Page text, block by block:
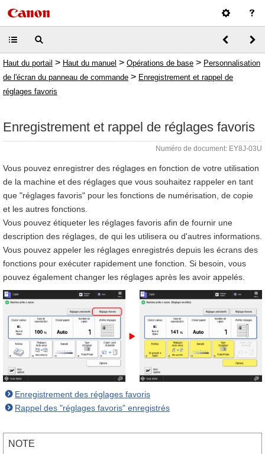
Haut du portail > Haut du manuel > Opérations de base > Personnalisation
de l'écran du panneau de commande > Enregistrement et rappel de
réglages favoris
Enregistrement et rappel de réglages favoris
Numéro de document: EY8J-03U
Vous pouvez enregistrer des réglages en fonction de votre utilisation
de la machine et des réglages que vous souhaitez rappeler en tant
que "réglages favoris" pour les fonctions de numérisation, de copie
et les autres fonctions.
Vous pouvez étiqueter les réglages favoris afin de fournir une
description des réglages, de qui les utilisera ou d'autres informations.
Vous pouvez appeler les réglages enregistrés depuis les écrans des
fonctions pour exécuter rapidement une fonction. Si besoin, vous
pouvez également changer les réglages après les avoir appelés.
Enregistrement des réglages favoris
Rappel des "réglages favoris" enregistrés
NOTE